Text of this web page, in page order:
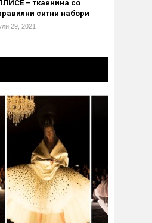
– ткаенина со
ситни набори
29, 2021